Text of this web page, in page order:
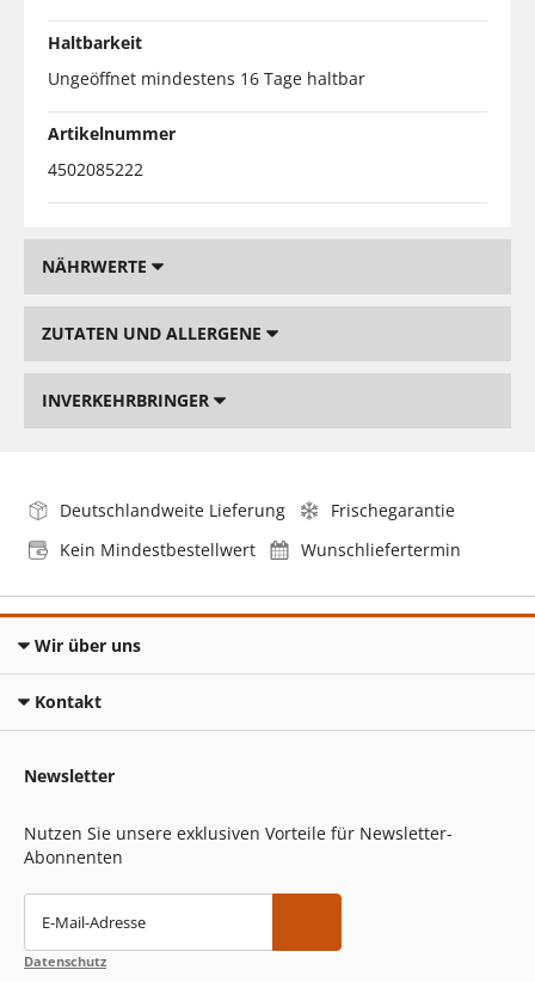
Haltbarkeit
Ungeöffnet mindestens 16 Tage haltbar
Artikelnummer
4502085222
NÄHRWERTE
ZUTATEN UND ALLERGENE
INVERKEHRBRINGER
Deutschlandweite Lieferung
Frischegarantie
Kein Mindestbestellwert
Wunschliefertermin
Wir über uns
Kontakt
Newsletter
Nutzen Sie unsere exklusiven Vorteile für Newsletter-
Abonnenten
E-Mail-Adresse
Datenschutz